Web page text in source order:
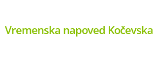
Vremenska napoved Kočevska